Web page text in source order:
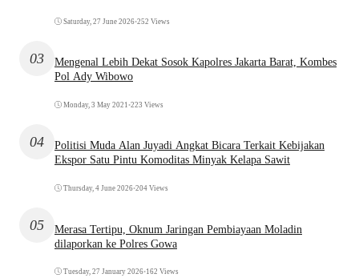
Saturday, 27 June 2026•252 Views
03
Mengenal Lebih Dekat Sosok Kapolres Jakarta Barat, Kombes
Pol Ady Wibowo
Monday, 3 May 2021 •223 Views
04
Politisi Muda Alan Juyadi Angkat Bicara Terkait Kebijakan
Ekspor Satu Pintu Komoditas Minyak Kelapa Sawit
Thursday, 4 June 2026•204 Views
05
Merasa Tertipu, Oknum Jaringan Pembiayaan Moladin
dilaporkan ke Polres Gowa
Tuesday, 27 January 2026•162 Views